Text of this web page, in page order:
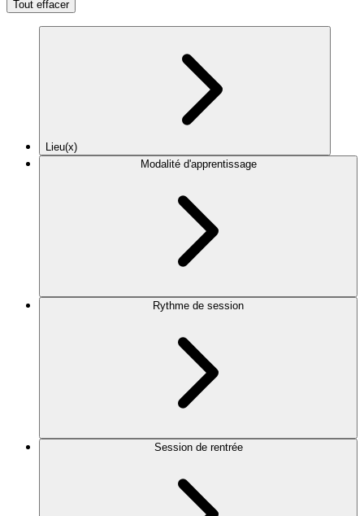
Tout effacer
Lieu(x)
Modalité d'apprentissage
Rythme de session
Session de rentrée